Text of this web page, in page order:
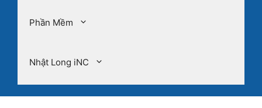
Phần Mềm
Nhật Long iNC